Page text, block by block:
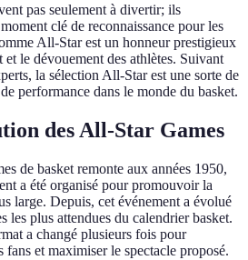
pas seulement à divertir; ils
clé de reconnaissance pour les
All-Star est un honneur prestigieux
le dévouement des athlètes. Suivant
la sélection All-Star est une sorte de
performance dans le monde du basket.
des All-Star Games
de basket remonte aux années 1950,
a été organisé pour promouvoir la
large. Depuis, cet événement a évolué
les plus attendues du calendrier basket.
a changé plusieurs fois pour
fans et maximiser le spectacle proposé.